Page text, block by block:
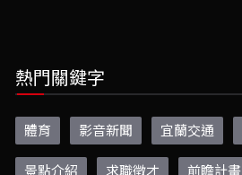
熱門關鍵字
體育 影音新聞 宜蘭交通
景點介紹 求職徵才 前瞻計畫